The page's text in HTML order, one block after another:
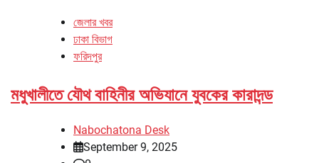
জেলার খবর
ঢাকা বিভাগ
ফরিদপুর
মধুখালীতে যৌথ বাহিনীর অভিযানে যুবকের কারাদন্ড
Nabochatona Desk
September 9, 2025